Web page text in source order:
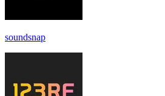
soundsnap